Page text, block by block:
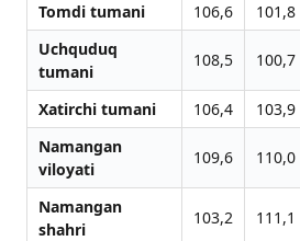
Tomdi tumani
106,6 101,8
Uchquduq
tumani
108,5 100,7
Xatirchi tumani 106,4 103,9
Namangan
viloyati
109,6 110,0
Namangan
shahri
103,2 111,1